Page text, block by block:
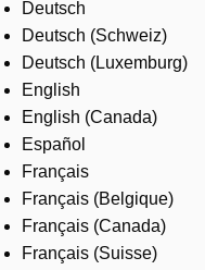
About us
Where to buy
Contact us
Careers
Deutsch
Deutsch (Schweiz)
Deutsch (Luxemburg)
English
English (Canada)
Español
Français
Français (Belgique)
Français (Canada)
Français (Suisse)